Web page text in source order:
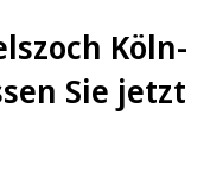
Köln-
Sie jetzt